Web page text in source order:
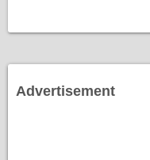
Advertisement